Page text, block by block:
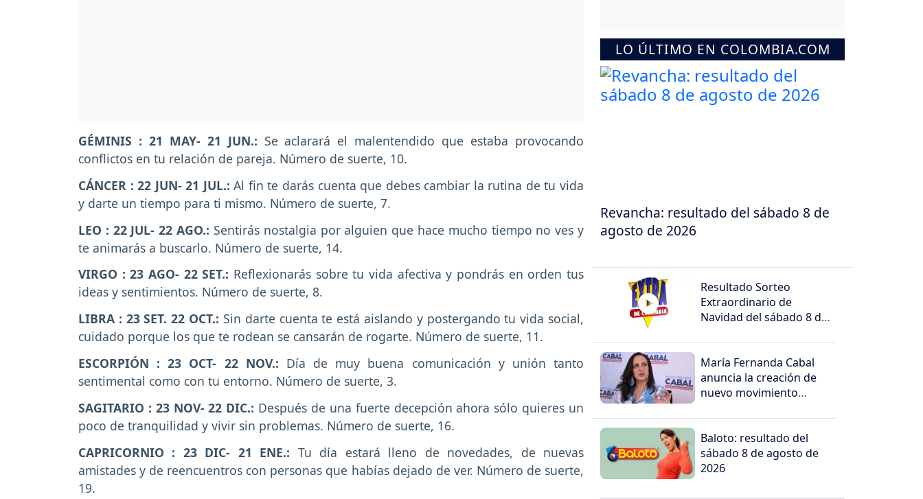
GÉMINIS : 21 MAY- 21 JUN.: Se aclarará el malentendido que estaba provocando
conflictos en tu relación de pareja. Número de suerte, 10.
CÁNCER : 22 JUN- 21 JUL.:Al fin te darás cuenta que debes cambiar la rutina de tu vida
y darte un tiempo para ti mismo. Número de suerte, 7.
LEO : 22 JUL- 22 AGO.: Sentirás nostalgia por alguien que hace mucho tiempo no ves y
te animarás a buscarlo. Número de suerte, 14.
VIRGO : 23 AGO- 22 SET.: Reflexionarás sobre tu vida afectiva y pondrás en orden tus
ideas y sentimientos. Número de suerte, 8.
LIBRA : 23 SET. 22 OCT.: Sin darte cuenta te está aislando y postergando tu vida social,
cuidado porque los que te rodean se cansarán de rogarte. Número de suerte, 11.
ESCORPIÓN : 23 OCT- 22 NOV.: Día de muy buena comunicación y unión tanto
sentimental como con tu entorno. Número de suerte, 3.
SAGITARIO : 23 NOV- 22 DIC.: Después de una fuerte decepción ahora sólo quieres un
poco de tranquilidad y vivir sin problemas. Número de suerte, 16.
CAPRICORNIO : 23 DIC- 21 ENE.: Tu día estará lleno de novedades, de nuevas
amistades y de reencuentros con personas que habías dejado de ver. Número de suerte,
19.
LO ÚLTIMO EN COLOMBIA.COM
Revancha: resultado del sábado 8 de
agosto de 2026
Resultado Sorteo
Extraordinario de
Navidad del sábado 8 de
María Fernanda Cabal
anuncia la creación de
nuevo movimiento
Baloto: resultado del
sábado 8 de agosto de
2026